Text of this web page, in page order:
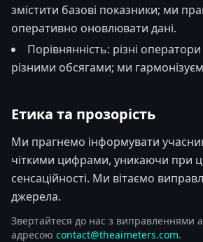
змістити базові показники; ми
оперативно оновлювати дані.
Порівнянність: різні оператори
різними обсягами; ми
Етика та прозорість
Ми прагнемо інформувати
чіткими цифрами, уникаючи при
сенсаційності. Ми вітаємо
джерела.
Звертайтеся до нас з виправленнями
адресою contact@theaimeters.com.